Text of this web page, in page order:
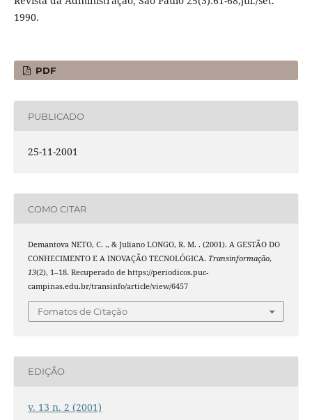
1990.
PDF
PUBLICADO
25-11-2001
COMO CITAR
Demantova NETO, C. ., & Juliano LONGO, R. M. . (2001). A GESTÃO DO
CONHECIMENTO E A INOVAÇÃO TECNOLÓGICA. Transinformação,
13(2), 1–18. Recuperado de https://periodicos.puc-
campinas.edu.br/transinfo/article/view/6457
Fomatos de Citação
EDIÇÃO
v. 13 n. 2 (2001)